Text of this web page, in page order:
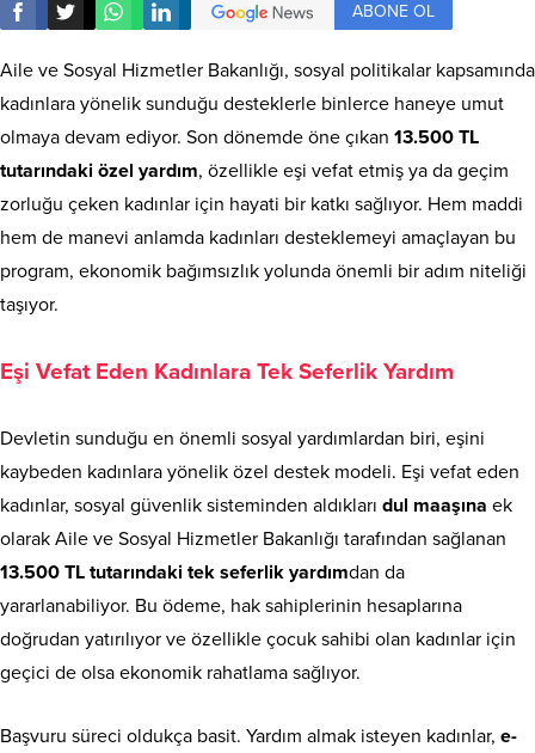
ABONE OL
Aile ve Sosyal Hizmetler Bakanlığı, sosyal politikalar kapsamında
kadınlara yönelik sunduğu desteklerle binlerce haneye umut
olmaya devam ediyor. Son dönemde öne çıkan 13.500 TL
tutarındaki özel yardım, özellikle eşi vefat etmiş ya da geçim
zorluğu çeken kadınlar için hayati bir katkı sağlıyor. Hem maddi
hem de manevi anlamda kadınları desteklemeyi amaçlayan bu
program, ekonomik bağımsızlık yolunda önemli bir adım niteliği
taşıyor.
Eşi Vefat Eden Kadınlara Tek Seferlik Yardım
Devletin sunduğu en önemli sosyal yardımlardan biri, eşini
kaybeden kadınlara yönelik özel destek modeli. Eşi vefat eden
kadınlar, sosyal güvenlik sisteminden aldıkları dul maaşına ek
olarak Aile ve Sosyal Hizmetler Bakanlığı tarafından sağlanan
13.500 TL tutarındaki tek seferlik yardımdan da
yararlanabiliyor. Bu ödeme, hak sahiplerinin hesaplarına
doğrudan yatırılıyor ve özellikle çocuk sahibi olan kadınlar için
geçici de olsa ekonomik rahatlama sağlıyor.
Başvuru süreci oldukça basit. Yardım almak isteyen kadınlar, e-